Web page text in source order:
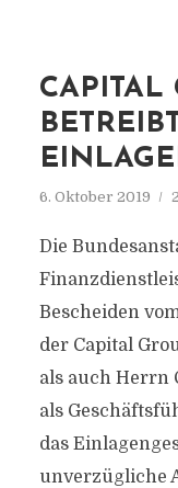
CAPITAL
6. Oktober 2019
Die
Bescheiden
der Capital
als auch Herrn
als
das
unverzügliche